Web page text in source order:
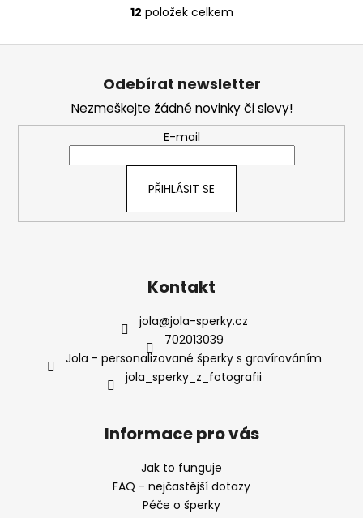
O
v
d
a
c
í
p
r
v
k
v
p
s
u
12 položek celkem
Odebírat newsletter
Nezmeškejte žádné novinky či slevy!
E-mail
PŘIHLÁSIT SE
Kontakt
jola@jola-sperky.cz
702013039
Jola - personalizované šperky s gravírováním
jola_sperky_z_fotografii
Informace pro vás
Jak to funguje
FAQ - nejčastější dotazy
Péče o šperky